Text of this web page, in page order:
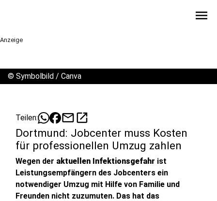
menu
Anzeige
© Symbolbild / Canva
Teilen: mailopen_in_new
Dortmund: Jobcenter muss Kosten
für professionellen Umzug zahlen
Wegen der aktuellen Infektionsgefahr ist
Leistungsempfängern des Jobcenters ein
notwendiger Umzug mit Hilfe von Familie und
Freunden nicht zuzumuten. Das hat das